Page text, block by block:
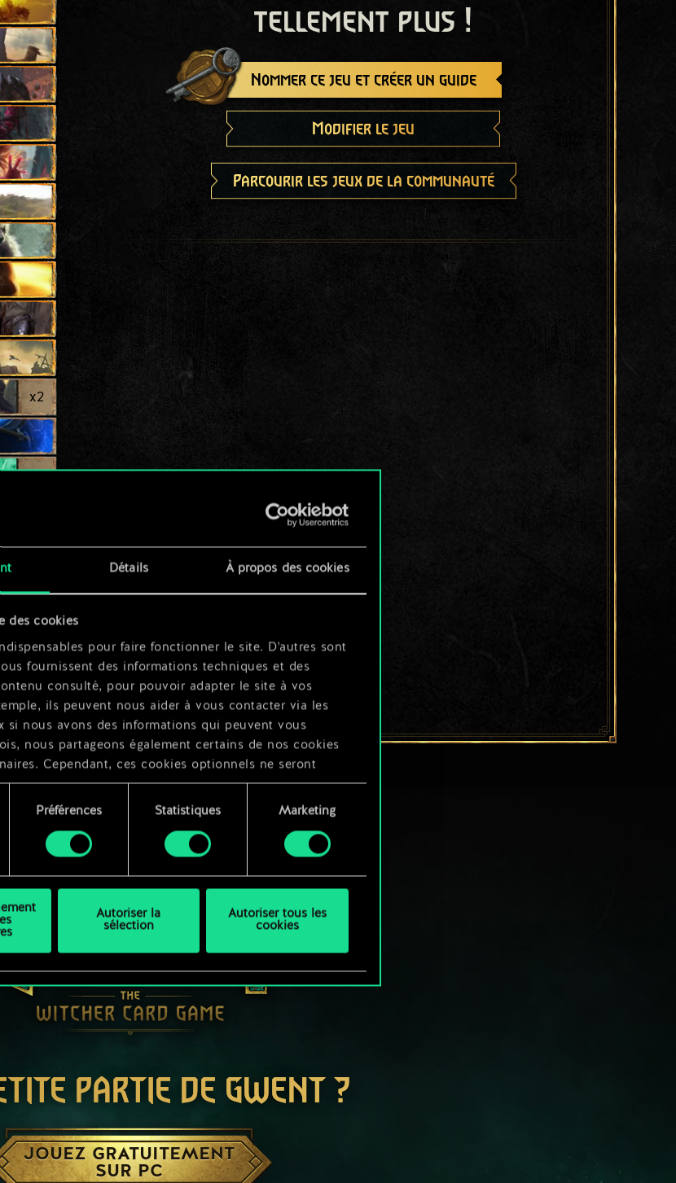
Détails À propos des cookies
des cookies
pour faire fonctionner le site. D'autres sont
fournissent des informations techniques et des
consulté, pour pouvoir adapter le site à vos
ils peuvent nous aider à vous contacter via les
si nous avons des informations qui peuvent vous
nous partageons également certains de nos cookies
Cependant, ces cookies optionnels ne seront
votre permission.
préférences dans le menu "Paramètres" ci-dessous.
Préférences Statistiques Marketing
Autoriser la
sélection
Autoriser tous les
cookies
x2
x2
tellement plus !
Nommer ce jeu et créer un guide
Modifier le jeu
Parcourir les jeux de la communauté
PARTIE DE GWENT ?
JOUEZ GRATUITEMENT
SUR PC